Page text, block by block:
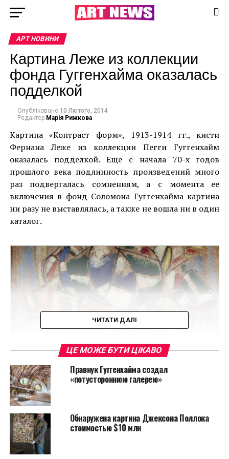
АРТ НОВИНИ
Картина Леже из коллекции
фонда Гуггенхайма оказалась
подделкой
Опубліковано 10 Лютого, 2014
Редактор Марія Рижкова
Картина «Контраст форм», 1913-1914 гг., кисти
Фернана Леже из коллекции Пегги Гуггенхайм
оказалась подделкой. Еще с начала 70-х годов
прошлого века подлинность произведений много
раз подвергалась сомнениям, а с момента ее
включения в фонд Соломона Гуггенхайма картина
ни разу не выставлялась, а также не вошла ни в один
каталог.
Теперь, когда специалисты из итальянского
Института ядерной физики в Лаборатории изучения
окружающей среды и культурного наследия
провели анализ холста с помощью изотопа
углерода-14, все прежние сомнения подтвердились.
Ученые выяснили, что холст картины был
произведен не ранее 1959 года, т.е. через 4 года
ЧИТАТИ ДАЛІ
ЦЕ МОЖЕ БУТИ ЦІКАВО
Правнук Гуггенхайма создал
«потустороннюю галерею»
Обнаружена картина Джексона Поллока
стоимостью $10 млн